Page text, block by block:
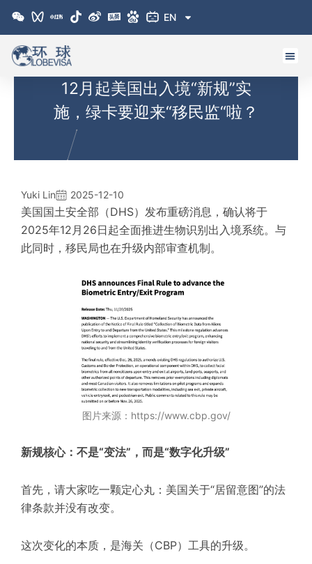
EN
12月起美国出入境“新规”实
施，绿卡要迎来“移民监“啦？
Yuki Lin 2025-12-10
美国国土安全部（DHS）发布重磅消息，确认将于
2025年12月26日起全面推进生物识别出入境系统。与
此同时，移民局也在升级内部审查机制。
图片来源：https://www.cbp.gov/
新规核心：不是“变法”，而是“数字化升级”
首先，请大家吃一颗定心丸：美国关于“居留意图”的法
律条款并没有改变。
这次变化的本质，是海关（CBP）工具的升级。